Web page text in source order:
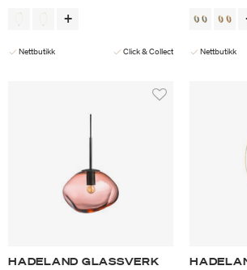
Nettbutikk Click & Collect Nettbutikk
HADELAND GLASSVERK